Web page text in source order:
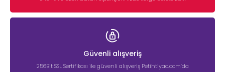
Güvenli alışveriş
256Bit SSL Sertifikası ile güvenli alışveriş Petihtiyac.com’da